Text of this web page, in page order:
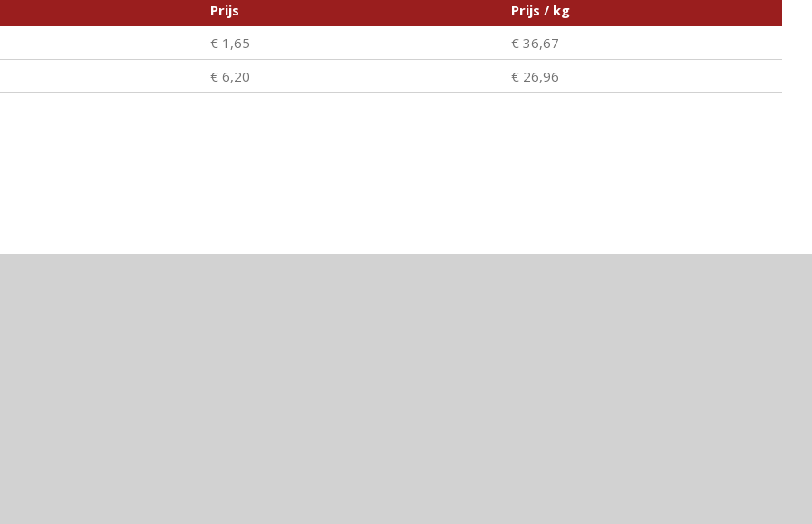
Prijs
Prijs / kg
€ 1,65
€ 36,67
€ 6,20
€ 26,96